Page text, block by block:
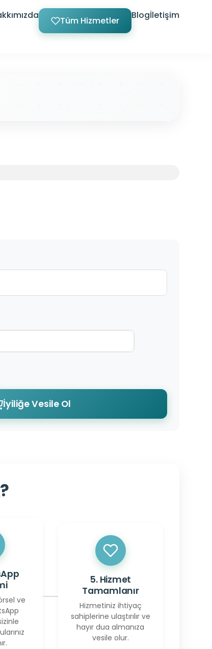
Tüm Hizmetler Blogİletişim
İyiliğe Vesile Ol
ve
5. Hizmet
Tamamlanır
Hizmetiniz ihtiyaç
sahiplerine ulaştırılır ve
hayır dua almanıza
vesile olur.